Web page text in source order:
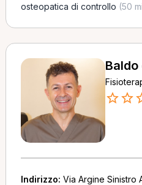
osteopatica di controllo (50
Baldo
Indirizzo: Via Argine Sinistro